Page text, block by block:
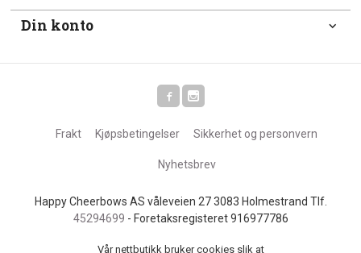
Din konto
Frakt Kjøpsbetingelser Sikkerhet og personvern
Nyhetsbrev
Happy Cheerbows AS våleveien 27 3083 Holmestrand Tlf.
45294699 - Foretaksregisteret 916977786
Vår nettbutikk bruker cookies slik at